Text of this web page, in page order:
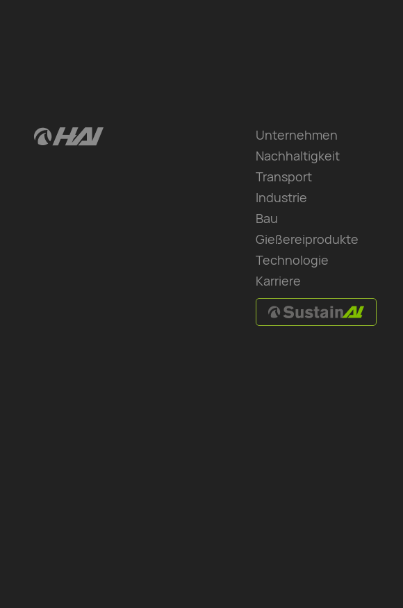
Unternehmen
Nachhaltigkeit
Transport
Industrie
Bau
Gießereiprodukte
Technologie
Karriere